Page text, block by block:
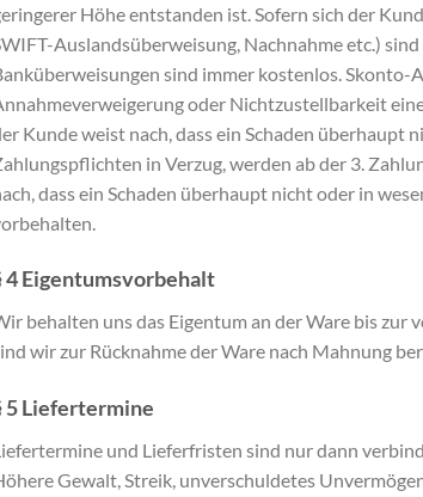
Höhe entstanden ist. Sofern sich der
Auslandsüberweisung, Nachnahme etc.)
sind immer kostenlos.
oder Nichtzustellbarkeit
Kunde weist nach, dass ein Schaden
in Verzug, werden ab der 3.
dass ein Schaden überhaupt nicht oder in
4 Eigentumsvorbehalt
behalten uns das Eigentum an der Ware bis
wir zur Rücknahme der Ware nach Mahnung
5 Liefertermine
und Lieferfristen sind nur dann
Gewalt, Streik, unverschuldetes